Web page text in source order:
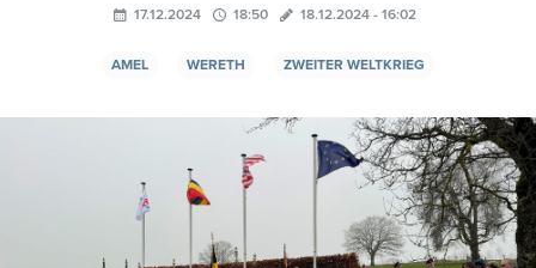
17.12.2024 18:50 18.12.2024 - 16:02
AMEL WERETH ZWEITER WELTKRIEG